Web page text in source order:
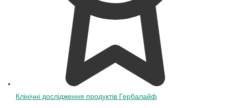
Клінічні дослідження продуктів Гербалайф